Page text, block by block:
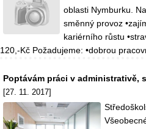
oblasti Nymburku.
směnný provoz
kariérního růstu
120,-Kč Požadujeme: •dobrou
Poptávám práci v administrativě,
[27. 11. 2017]